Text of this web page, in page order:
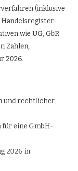
(inklusive
wie UG, GbR
Zahlen,
2026.
und rechtlicher
für eine GmbH-
2026 in